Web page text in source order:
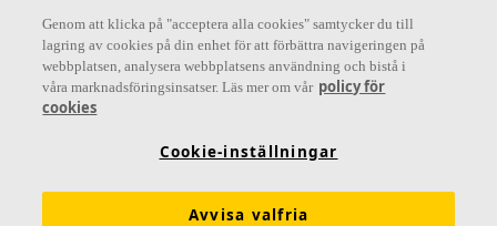
Letar du efter?
Kulörer och ytskikt Funktionskrav Mängdkalkylator
Genom att klicka på "acceptera alla cookies" samtycker du till
lagring av cookies på din enhet för att förbättra navigeringen på
webbplatsen, analysera webbplatsens användning och bistå i
våra marknadsföringsinsatser. Läs mer om vår policy för
cookies
Cookie-inställningar
Avvisa valfria